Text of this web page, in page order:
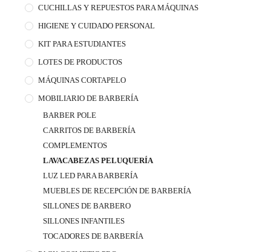
CUCHILLAS Y REPUESTOS PARA MÁQUINAS
HIGIENE Y CUIDADO PERSONAL
KIT PARA ESTUDIANTES
LOTES DE PRODUCTOS
MÁQUINAS CORTAPELO
MOBILIARIO DE BARBERÍA
BARBER POLE
CARRITOS DE BARBERÍA
COMPLEMENTOS
LAVACABEZAS PELUQUERÍA
LUZ LED PARA BARBERÍA
MUEBLES DE RECEPCIÓN DE BARBERÍA
SILLONES DE BARBERO
SILLONES INFANTILES
TOCADORES DE BARBERÍA